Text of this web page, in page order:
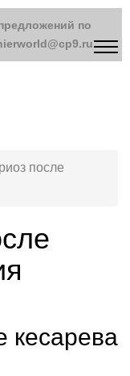
после
кесарева
по